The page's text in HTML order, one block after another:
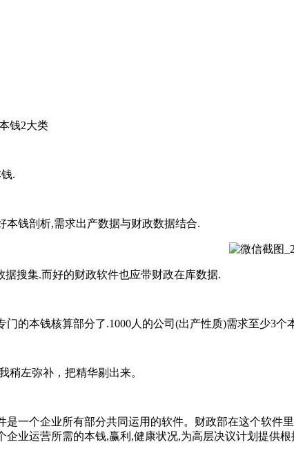
钱2大类
.
钱剖析,需求出产数据与财政数据结合.
搜集.而好的财政软件也应带财政在库数据.
的本钱核算部分了.1000人的公司(出产性质)需求至少3个
左弥补，把精华剔出来。
是一个企业所有部分共同运用的软件。财政部在这个软
业运营所需的本钱,赢利,健康状况,为高层决议计划提供根